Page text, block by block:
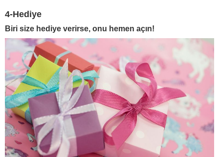
4-Hediye
Biri size hediye verirse, onu hemen açın!